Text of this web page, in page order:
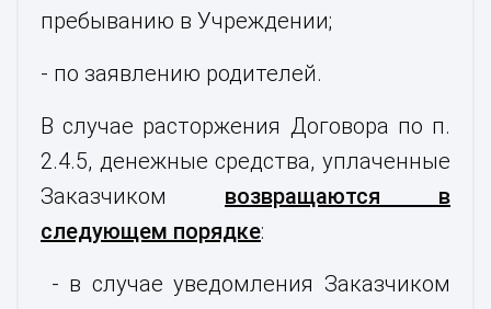
пребыванию в Учреждении;
- по заявлению родителей.
В случае расторжения Договора по п.
2.4.5, денежные средства, уплаченные
Заказчиком возвращаются в
следующем порядке:
- в случае уведомления Заказчиком